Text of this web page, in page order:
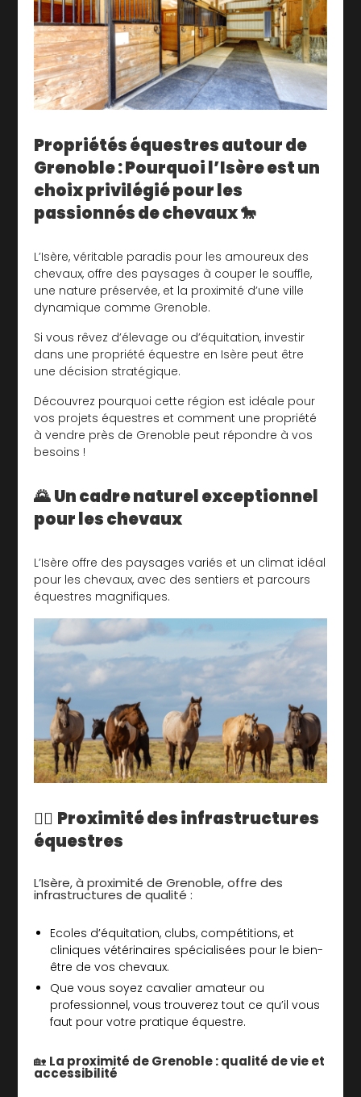
Propriétés équestres autour de
Grenoble : Pourquoi l’Isère est un
choix privilégié pour les
passionnés de chevaux 🐎
L’Isère, véritable paradis pour les amoureux des
chevaux, offre des paysages à couper le souffle,
une nature préservée, et la proximité d’une ville
dynamique comme Grenoble.
Si vous rêvez d’élevage ou d’équitation, investir
dans une propriété équestre en Isère peut être
une décision stratégique.
Découvrez pourquoi cette région est idéale pour
vos projets équestres et comment une propriété
à vendre près de Grenoble peut répondre à vos
besoins !
🌄Un cadre naturel exceptionnel
pour les chevaux
L’Isère offre des paysages variés et un climat idéal
pour les chevaux, avec des sentiers et parcours
équestres magnifiques.
🚴‍♂️ Proximité des infrastructures
équestres
L’Isère, à proximité de Grenoble, offre des
infrastructures de qualité :
Ecoles d’équitation, clubs, compétitions, et
cliniques vétérinaires spécialisées pour le bien-
être de vos chevaux.
Que vous soyez cavalier amateur ou
professionnel, vous trouverez tout ce qu’il vous
faut pour votre pratique équestre.
🏡 La proximité de Grenoble : qualité de vie et
accessibilité